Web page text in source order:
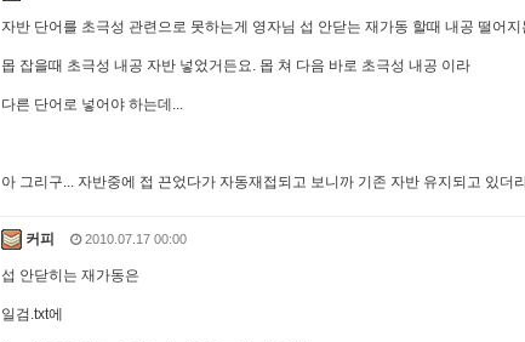
자반 단어를 초극성 관련으로 못하는게 영자님 섭 안닫는 재가동 할때 내공 떨어지
몹 잡을때 초극성 내공 자반 넣었거든요. 몹 쳐 다음 바로 초극성 내공 이라
다른 단어로 넣어야 하는데...
아 그리구... 자반중에 접 끈었다가 자동재접되고 보니까 기존 자반 유지되고 있더
커피 2010.07.17 00:00
섭 안닫히는 재가동은
일검.txt에